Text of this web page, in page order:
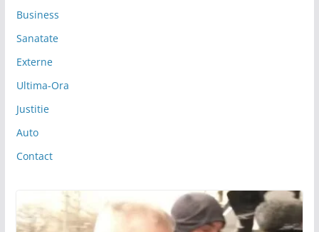
Business
Sanatate
Externe
Ultima-Ora
Justitie
Auto
Contact